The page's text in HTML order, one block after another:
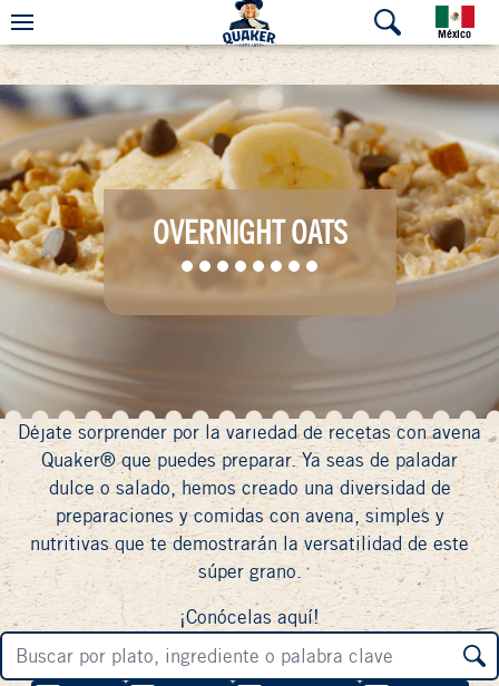
México
OVERNIGHT OATS
Déjate sorprender por la variedad de recetas con avena
Quaker® que puedes preparar. Ya seas de paladar
dulce o salado, hemos creado una diversidad de
preparaciones y comidas con avena, simples y
nutritivas que te demostrarán la versatilidad de este
súper grano.
¡Conócelas aquí!